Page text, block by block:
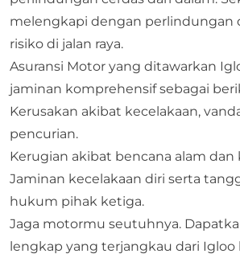
melengkapi dengan perlindungan
risiko di jalan raya.
Asuransi Motor yang ditawarkan
jaminan komprehensif sebagai
Kerusakan akibat kecelakaan,
pencurian.
Kerugian akibat bencana alam dan
Jaminan kecelakaan diri serta
hukum pihak ketiga.
Jaga motormu seutuhnya.
lengkap yang terjangkau dari Igloo